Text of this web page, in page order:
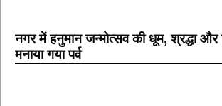
नगर में हनुमान जन्मोत्सव की धूम, श्रद्धा और
मनाया गया पर्व